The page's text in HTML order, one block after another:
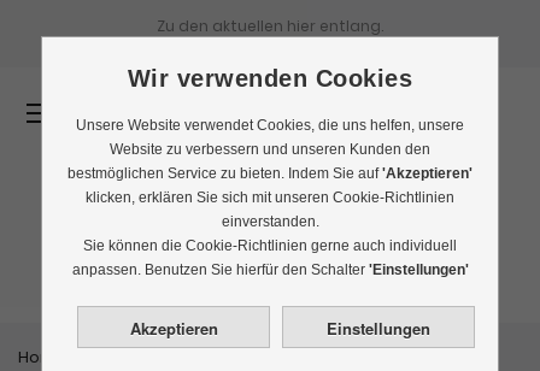
Zu den aktuellen hier entlang.
Bestseller
Home
Wir verwenden Cookies
Unsere Website verwendet Cookies, die uns helfen, unsere
Website zu verbessern und unseren Kunden den
bestmöglichen Service zu bieten. Indem Sie auf'Akzeptieren'
klicken, erklären Sie sich mit unseren Cookie-Richtlinien
einverstanden.
Sie können die Cookie-Richtlinien gerne auch individuell
anpassen. Benutzen Sie hierfür den Schalter 'Einstellungen'